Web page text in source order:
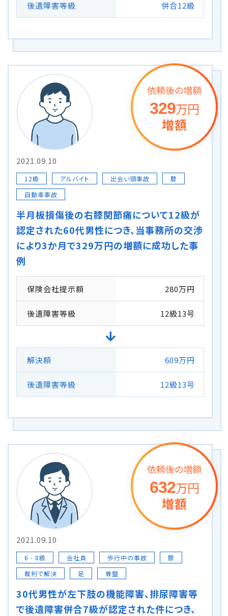
後遺障害等級 併合12級
2021.09.10
12級 アルバイト 出会い頭事故
膝
自動車事故
半月板損傷後の右膝関節痛について12級が
認定された60代男性につき、当事務所の交渉
により3か月で329万円の増額に成功した事
例
保険会社提示額 280万円
後遺障害等級 12級13号
解決額 609万円
後遺障害等級 12級13号
依頼後の増額
329万円
増額
2021.09.10
6 - 8級 会社員 歩行中の事故
膝
裁判で解決
足 骨盤
30代男性が左下肢の機能障害、排尿障害等
で後遺障害併合7級が認定された件につき、
依頼後の増額
632万円
増額